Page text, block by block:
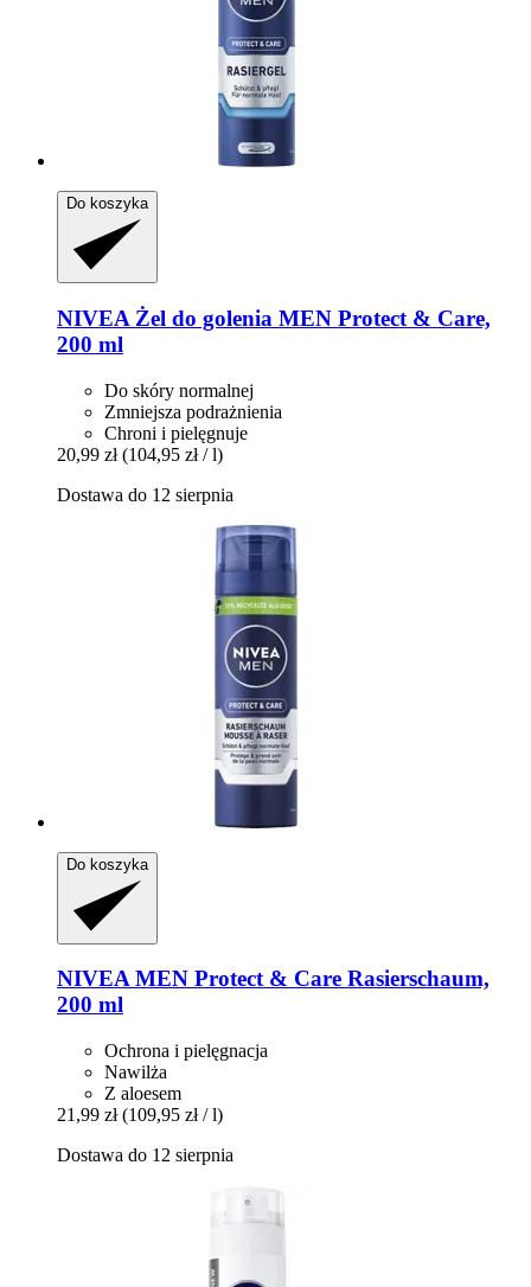
Do koszyka
NIVEA Żel do golenia MEN Protect & Care,
200 ml
Do skóry normalnej
Zmniejsza podrażnienia
Chroni i pielęgnuje
20,99 zł (104,95 zł / l)
Dostawa do 12 sierpnia
Do koszyka
NIVEAMEN Protect & Care Rasierschaum,
200 ml
Ochrona i pielęgnacja
Nawilża
Z aloesem
21,99 zł (109,95 zł / l)
Dostawa do 12 sierpnia